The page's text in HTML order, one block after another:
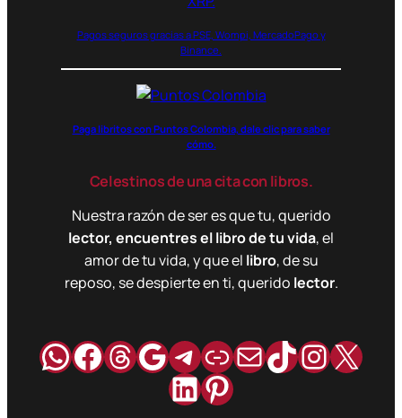
Pagos seguros gracias a PSE, Wompi, MercadoPago y
Binance.
Paga libritos con Puntos Colombia, dale clic para saber
cómo.
Celestinos de una cita con libros.
Nuestra razón de ser es que tu, querido
lector, encuentres el libro de tu vida, el
amor de tu vida, y que el libro, de su
reposo, se despierte en ti, querido lector.
WhatsApp
Facebook
Hilos
Google
Telegram
Enlace
Correo
TikTok
X
LinkedIn
Pinterest